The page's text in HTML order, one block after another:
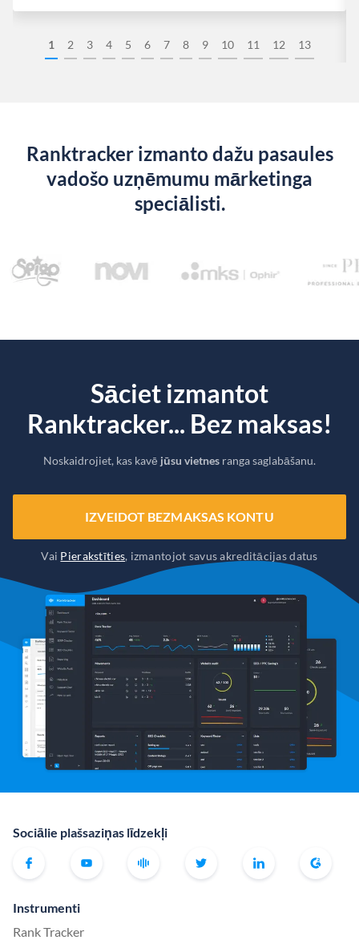
1 2 3 4 5 6 7 8 9 10 11 12 13
Ranktracker izmanto dažu pasaules
vadošo uzņēmumu mārketinga
speciālisti.
Sāciet izmantot
Ranktracker... Bez maksas!
Noskaidrojiet, kas kavē jūsu vietnes ranga saglabāšanu.
IZVEIDOT BEZMAKSAS KONTU
Vai Pierakstīties, izmantojot savus akreditācijas datus
Sociālie plašsaziņas līdzekļi
Instrumenti
Rank Tracker